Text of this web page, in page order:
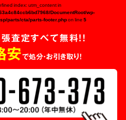
index: utm_content in
DocumentRoot/wp-
parts/cta/parts-footer.phpon line 5
張査定すべて無料!!
安で処分・お引き取り！